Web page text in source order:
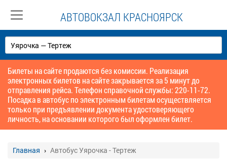
АВТОВОКЗАЛ КРАСНОЯРСК
Билеты на сайте продаются без комиссии. Реализация
электронных билетов на сайте закрывается за 5 минут до
отправления рейса. Телефон справочной службы: 220-11-72.
Посадка в автобус по электронным билетам осуществляется
только при предъявлении документа удостоверяющего
личность, на основании которого был оформлен билет.
Главная Автобус Уярочка - Тертеж